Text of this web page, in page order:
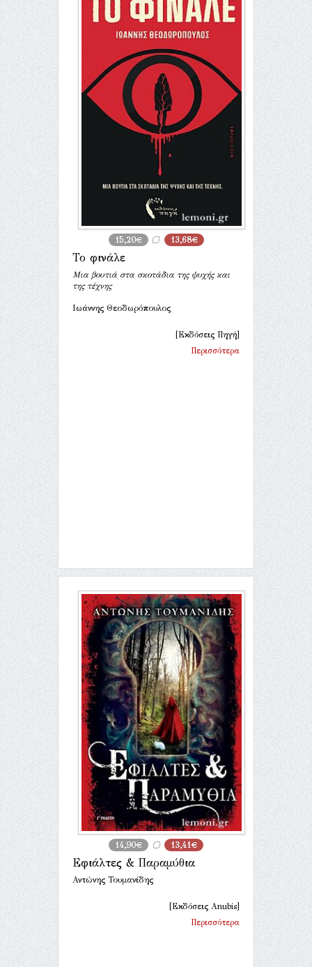
15,20€ 13,68€
Το φινάλε
Μια βουτιά στα σκοτάδια της ψυχής και
της τέχνης
Ιωάννης Θεοδωρόπουλος
[Εκδόσεις Πηγή]
Περισσότερα
14,90€ 13,41€
Εφιάλτες & Παραμύθια
Αντώνης Τουμανίδης
[Εκδόσεις Anubis]
Περισσότερα